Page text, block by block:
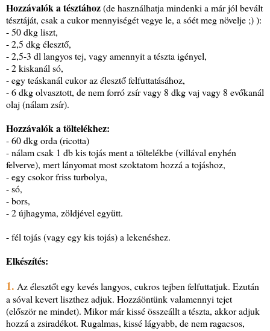
Hozzávalók a tésztához(de használhatja mindenki a már jól bevált
tésztáját, csak a cukor mennyiségét vegye le, a sóét meg növelje ;) ):
- 50 dkg liszt,
- 2,5 dkg élesztő,
- 2,5-3 dl langyos tej, vagy amennyit a tészta igényel,
- 2 kiskanál só,
- egy teáskanál cukor az élesztő felfuttatásához,
- 6 dkg olvasztott, de nem forró zsír vagy 8 dkg vaj vagy 8 evőkanál
olaj (nálam zsír).
Hozzávalók a töltelékhez:
- 60 dkg orda (ricotta)
- nálam csak 1 db kis tojás ment a töltelékbe (villával enyhén
felverve), mert lányomat most szoktatom hozzá a tojáshoz,
- egy csokor friss turbolya,
- só,
- bors,
- 2 újhagyma, zöldjével együtt.
- fél tojás (vagy egy kis tojás) a lekenéshez.
Elkészítés:
1. Az élesztőt egy kevés langyos, cukros tejben felfuttatjuk. Ezután
a sóval kevert liszthez adjuk. Hozzáöntünk valamennyi tejet
(először ne mindet). Mikor már kissé összeállt a tészta, akkor adjuk
hozzá a zsiradékot. Rugalmas, kissé lágyabb, de nem ragacsos,